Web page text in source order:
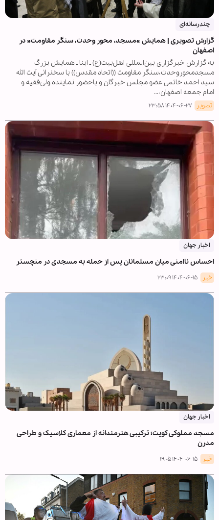
چندرسانه‌ای
گزارش تصویری | همایش «مسجد، محور وحدت، سنگر مقاومت» در
اصفهان
به گزارش خبرگزاری بین‌المللی اهل‌بیت(ع) ـ ابنا ـ همایش بزرگ
مسجدمحوروحدت،سنگر مقاومت ((اتحاد مقدس)) با سخنرانی آیت الله
سید احمد خاتمی عضو مجلس خبرگان و باحضور نماینده ولی‌فقیه و
امام جمعه اصفهان،…
تصویر ۱۴۰۴-۰۶-۲۷ ۲۳:۵۸
اخبار جهان
احساس ناامنی میان مسلمانان پس از حمله به مسجدی در منچستر
خبر ۱۴۰۴-۰۶-۱۵ ۲۳:۰۹
اخبار جهان
مسجد مملوکی کویت؛ ترکیبی هنرمندانه از معماری کلاسیک و طراحی
مدرن
خبر ۱۴۰۴-۰۶-۱۵ ۱۹:۰۵